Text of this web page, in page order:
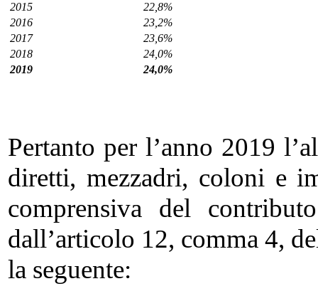
2015
22,8%
2016
23,2%
2017
23,6%
2018
24,0%
2019
24,0%
Pertanto per l’anno 2019
diretti, mezzadri, coloni e
comprensiva del
dall’articolo 12, comma 4,
la seguente: